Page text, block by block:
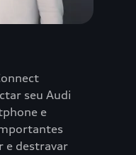
seu Audi
e
e destravar